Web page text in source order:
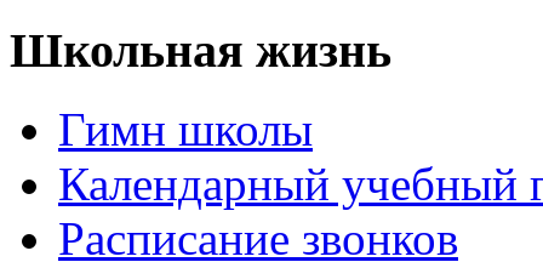
Школьная жизнь
Гимн школы
Календарный учебный
Расписание звонков